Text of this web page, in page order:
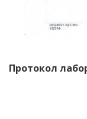
Протокол